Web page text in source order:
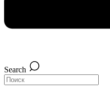
Search